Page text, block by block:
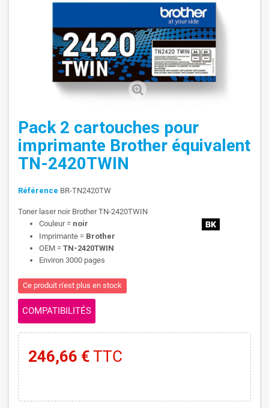
Pack 2 cartouches pour
imprimante Brother équivalent
TN-2420TWIN
Référence BR-TN2420TW
Toner laser noir Brother TN-2420TWIN
Couleur = noir
Imprimante = Brother
OEM = TN-2420TWIN
Environ 3000 pages
Ce produit n'est plus en stock
COMPATIBILITÉS
246,66 € TTC